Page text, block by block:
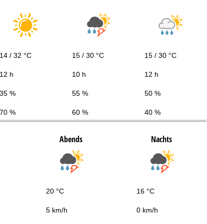
14 / 32 °C 15 / 30 °C 15 / 30 °C
12 h 10 h 12 h
35 % 55 % 50 %
70 % 60 % 40 %
Abends Nachts
20 °C 16 °C
5 km/h 0 km/h